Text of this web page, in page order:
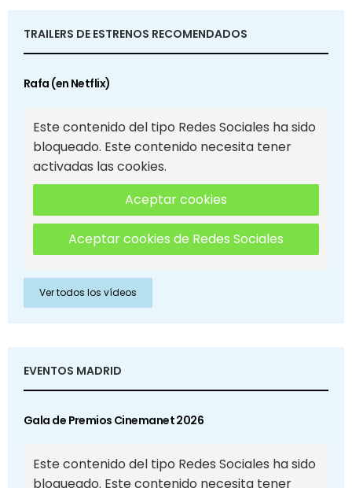
TRAILERS DE ESTRENOS RECOMENDADOS
Rafa (en Netflix)
Este contenido del tipo Redes Sociales ha sido
bloqueado. Este contenido necesita tener
activadas las cookies.
Aceptar cookies
Aceptar cookies de Redes Sociales
Ver todos los vídeos
EVENTOS MADRID
Gala de Premios Cinemanet 2026
Este contenido del tipo Redes Sociales ha sido
bloqueado. Este contenido necesita tener